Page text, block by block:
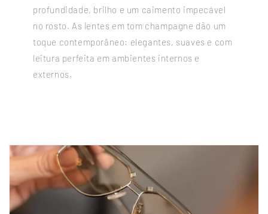
profundidade, brilho e um caimento impecável
no rosto. As lentes em tom champagne dão um
toque contemporâneo: elegantes, suaves e com
leitura perfeita em ambientes internos e
externos.